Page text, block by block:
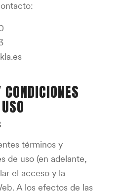
términos y
de uso (en adelante,
el acceso y la
A los efectos de las